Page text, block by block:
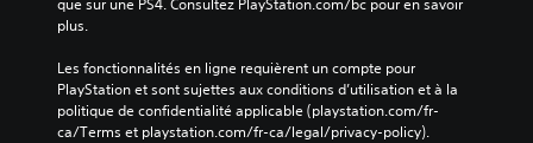
plus.
Les fonctionnalités en ligne requièrent un compte pour
PlayStation et sont sujettes aux conditions d’utilisation et à la
politique de confidentialité applicable (playstation.com/fr-
ca/Terms et playstation.com/fr-ca/legal/privacy-policy).